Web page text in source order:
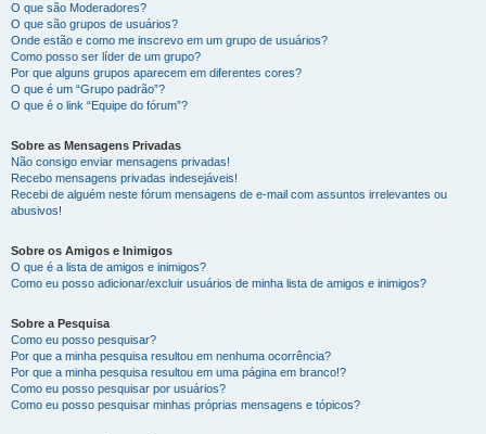
O que são Moderadores?
O que são grupos de usuários?
Onde estão e como me inscrevo em um grupo de usuários?
Como posso ser líder de um grupo?
Por que alguns grupos aparecem em diferentes cores?
O que é um “Grupo padrão”?
O que é o link “Equipe do fórum”?
Sobre as Mensagens Privadas
Não consigo enviar mensagens privadas!
Recebo mensagens privadas indesejáveis!
Recebi de alguém neste fórum mensagens de e-mail com assuntos irrelevantes ou
abusivos!
Sobre os Amigos e Inimigos
O que é a lista de amigos e inimigos?
Como eu posso adicionar/excluir usuários de minha lista de amigos e inimigos?
Sobre a Pesquisa
Como eu posso pesquisar?
Por que a minha pesquisa resultou em nenhuma ocorrência?
Por que a minha pesquisa resultou em uma página em branco!?
Como eu posso pesquisar por usuários?
Como eu posso pesquisar minhas próprias mensagens e tópicos?